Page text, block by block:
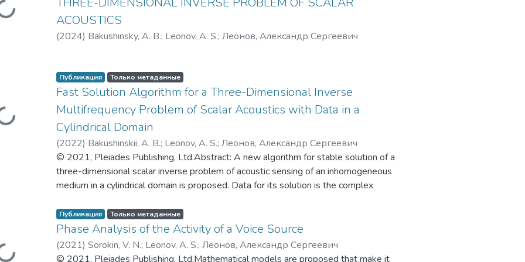
бакалавров и специалистов по социо-гуманитарным,
общепрофессиональным и естественнонаучным
дисциплинам, обеспечение единства требований к базовой
образовательных направлений (областей знаний).
ACOUSTICS
(2024) Bakushinsky, A. B.; Leonov, A. S.;Леонов, Александр Сергеевич
Публикация Только метаданные
Fast Solution Algorithm for a Three-Dimensional Inverse
Multifrequency Problem of Scalar Acoustics with Data in a
Cylindrical Domain
(2022) Bakushinskii, A. B.; Leonov, A. S.;Леонов, Александр Сергеевич
© 2021, Pleiades Publishing, Ltd.Abstract: A new algorithm for stable solution of a
three-dimensional scalar inverse problem of acoustic sensing of an inhomogeneous
medium in a cylindrical domain is proposed. Data for its solution is the complex
cylindrical layer. With the help of the Fourier transform and Fourier series, the inverse
problem is reduced to a set of one-dimensional Fredholm integral equations of the first
kind. Next, the complex amplitude of the wave field is computed in the inhomogeneity
region and the desired sonic velocity field is found in this region. When run on a
Публикация Только метаданные
Phase Analysis of the Activity of a Voice Source
(2021)Sorokin, V. N.; Leonov, A. S.;Леонов, Александр Сергеевич
© 2021, Pleiades Publishing, Ltd.Mathematical models are proposed that make it